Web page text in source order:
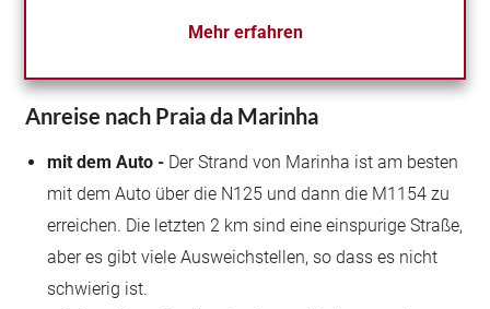
Mehr erfahren
Anreise nach Praia da Marinha
mit dem Auto - Der Strand von Marinha ist am besten
mit dem Auto über die N125 und dann die M1154 zu
erreichen. Die letzten 2 km sind eine einspurige Straße,
aber es gibt viele Ausweichstellen, so dass es nicht
schwierig ist.